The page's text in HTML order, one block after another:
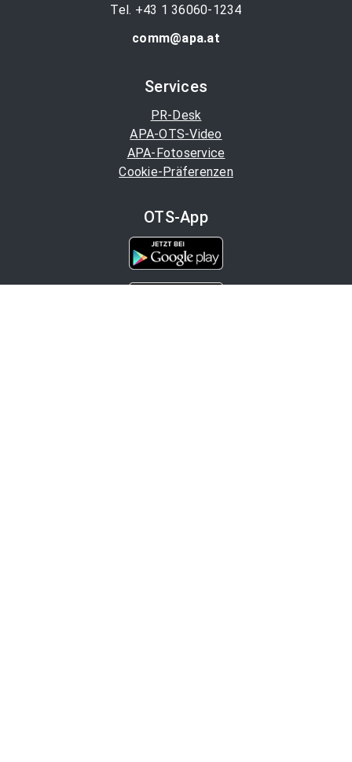
Tel. +43 1 36060-1234
comm@apa.at
Services
PR-Desk
APA-OTS-Video
APA-Fotoservice
Cookie-Präferenzen
OTS-App